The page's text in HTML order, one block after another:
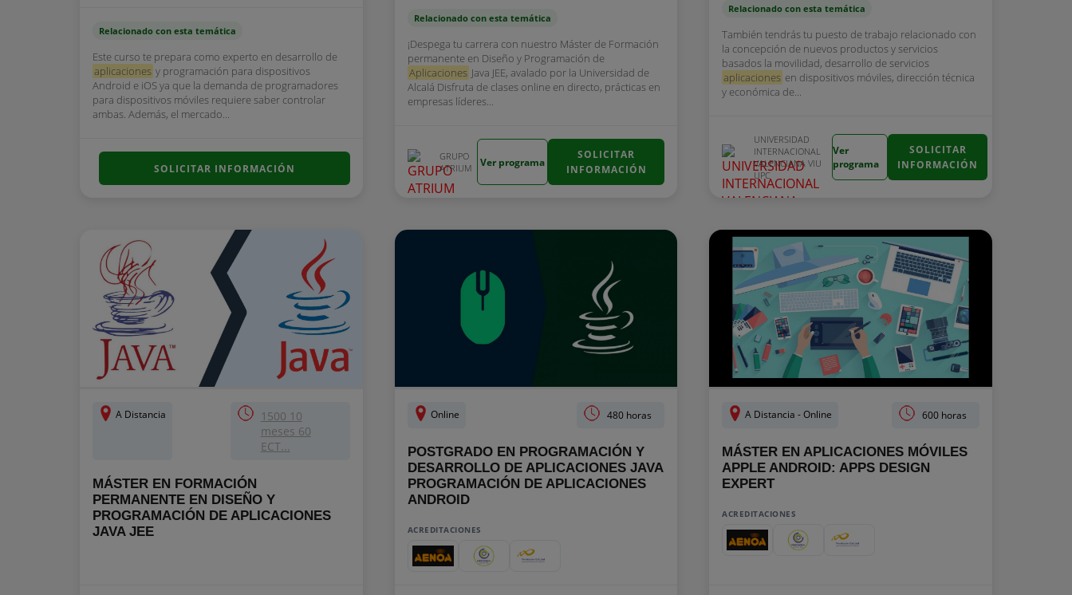
Relacionado con esta temática
Este curso te prepara como experto en desarrollo de
aplicaciones y programación para dispositivos
Android e iOS ya que la demanda de programadores
para dispositivos móviles requiere saber controlar
ambas. Además, el mercado...
SOLICITAR INFORMACIÓN
Relacionado con esta temática
¡Despega tu carrera con nuestro Máster de Formación
permanente en Diseño y Programación de
Aplicaciones Java JEE, avalado por la Universidad de
Alcalá Disfruta de clases online en directo, prácticas en
empresas líderes...
GRUPO
ATRIUM
Ver programa
SOLICITAR
INFORMACIÓN
Relacionado con esta temática
También tendrás tu puesto de trabajo relacionado con
la concepción de nuevos productos y servicios
basados la movilidad, desarrollo de servicios
aplicaciones en dispositivos móviles, dirección técnica
y económica de...
UNIVERSIDAD
INTERNACIONAL
VALENCIANA VIU
UPC
Ver
programa
SOLICITAR
INFORMACIÓN
A Distancia
1500 10
meses 60
ECT...
MÁSTER EN FORMACIÓN
PERMANENTE EN DISEÑO Y
PROGRAMACIÓN DE APLICACIONES
JAVA JEE
Online 480 horas
POSTGRADO EN PROGRAMACIÓN Y
DESARROLLO DE APLICACIONES JAVA
PROGRAMACIÓN DE APLICACIONES
ANDROID
ACREDITACIONES
A Distancia - Online 600 horas
MÁSTER EN APLICACIONES MÓVILES
APPLE ANDROID: APPS DESIGN
EXPERT
ACREDITACIONES